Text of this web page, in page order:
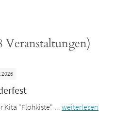
Veranstaltungen)
Kita "Flohkiste" ...weiterlesen